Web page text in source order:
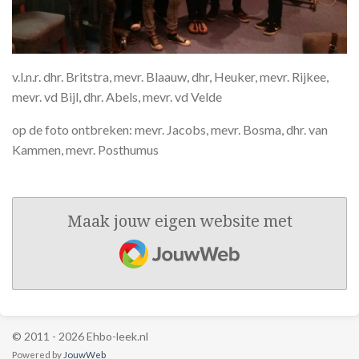
v.l.n.r. dhr. Britstra, mevr. Blaauw, dhr, Heuker, mevr. Rijkee,
mevr. vd Bijl, dhr. Abels, mevr. vd Velde
op de foto ontbreken: mevr. Jacobs, mevr. Bosma, dhr. van
Kammen, mevr. Posthumus
Maak jouw eigen website met
JouwWeb
© 2011 - 2026 Ehbo-leek.nl
Powered by JouwWeb